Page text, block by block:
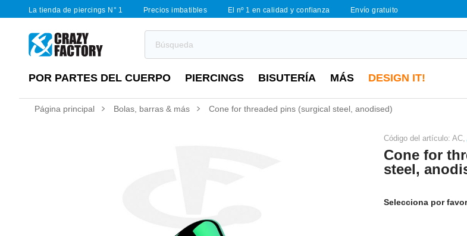
La tienda de piercings N° 1 Precios imbatibles El nº 1 en calidad y confianza Envío gratuito
POR PARTES DEL CUERPO PIERCINGS BISUTERÍA MÁS DESIGN IT!
Página principal Bolas, barras & más Cone for threaded pins (surgical steel, anodised)
Código del artículo: AC,
Cone for
steel,
Selecciona por